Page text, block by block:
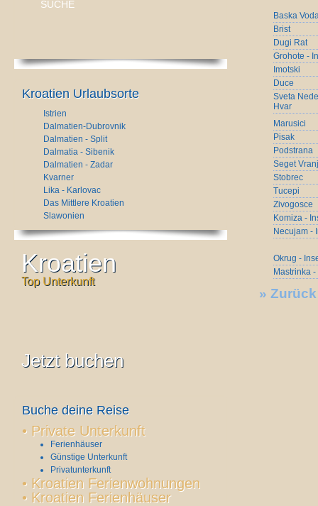
Kroatien Urlaubsorte
Istrien
Dalmatien-Dubrovnik
Dalmatien - Split
Dalmatia - Sibenik
Dalmatien - Zadar
Kvarner
Lika - Karlovac
Das Mittlere Kroatien
Slawonien
Kroatien
Top Unterkunft
Jetzt buchen
Buche deine Reise
• Private Unterkunft
Ferienhäuser
Günstige Unterkunft
Privatunterkunft
• Kroatien Ferienwohnungen
• Kroatien Ferienhäuser
Baska
Brist
Dugi Rat
Grohote -
Imotski
Duce
Sveta
Hvar
Marusici
Pisak
Podstrana
Seget
Stobrec
Tucepi
Zivogosce
Komiza -
Necujam -
Okrug -
Mastrinka
» Zurück